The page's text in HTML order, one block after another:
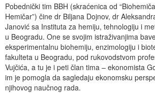
Pobednički tim BBH (skraćenica od
Hemičar”) čine dr Biljana Dojnov, dr
Janović sa Instituta za hemiju, tehnologiju i
u Beogradu. One se svojim istraživanjima
eksperimentalnu biohemiju, enzimologiju i
fakulteta u Beogradu, pod rukovodstvom
Vujčića, a tu je i peti član tima – ekonomista
im je pomogla da sagledaju ekonomsku
njihovog naučnog rada.